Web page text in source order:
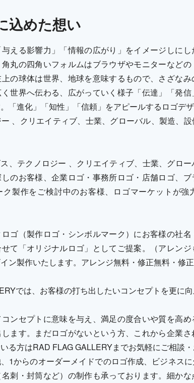
込めた想い
与える影響力」「情報の広がり」をイメージしに
丸の四角いフォルムはブラウザやモニターなど
の球体は世界、地球を意味するもので、さざな
世界へ伝わる、広がっていく様子「伝達」「発
「進化」「知性」「信頼」をアピールするロゴデ
、クリエイティブ、士業、グローバル、製造、
、テクノロジー 、クリエイティブ、士業、グロ
のお客様、企業ロゴ・事務所ロゴ・店舗ロゴ、
ク製作をご検討中のお客様、ロゴマーケットが強
ゴ（製作ロゴ・シンボルマーク）にお客様の社名
て「オリジナルロゴ」としてご提案。（アレン
ン製作いたします。アレンジ無料・修正無料・修正
では、お客様の打ち出したいコンセプトを更に
ンセプトに意味を与え、満足の度合いや質を高
ます。まだロゴがないという方、これから企業さ
る方はRAD FLAG GALLERYまでお気軽にご相談
1からのオーダーメイドでのロゴ作成、ビジネス
刺・封筒など）の制作も承っております。細か